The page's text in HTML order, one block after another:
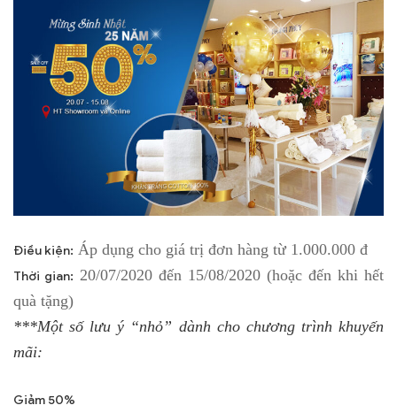
Điều kiện: Áp dụng cho giá trị đơn hàng từ 1.000.000 đ
Thời gian: 20/07/2020 đến 15/08/2020 (hoặc đến khi hết
quà tặng)
***Một số lưu ý “nhỏ” dành cho chương trình khuyến
mãi:
Giảm 50%